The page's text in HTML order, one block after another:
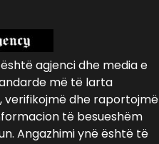
është agjenci dhe media e
më të larta
verifikojmë dhe raportojmë
të besueshëm
Angazhimi ynë është të